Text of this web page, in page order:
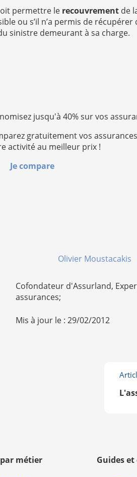
permettre le recouvrement de
ou s’il n’a permis de récupérer
sinistre demeurant à sa charge.
jusqu'à 40% sur vos
gratuitement vos
activité au meilleur prix !
Je compare
Olivier Moustacakis
Cofondateur d'Assurland,
assurances;
Mis à jour le : 29/02/2012
métier Guides